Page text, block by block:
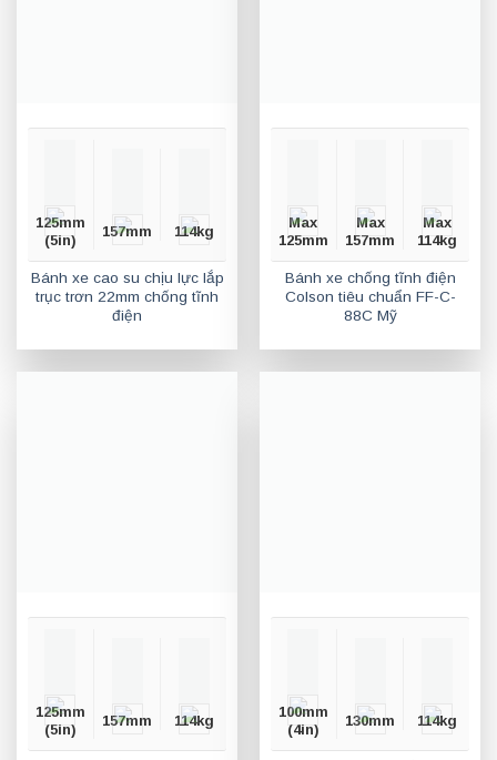
125mm
(5in)
157mm 114kg
Bánh xe cao su chịu lực lắp
trục trơn 22mm chống tĩnh
điện
Max
125mm
Max
157mm
Max
114kg
Bánh xe chống tĩnh điện
Colson tiêu chuẩn FF-C-
88C Mỹ
125mm
(5in)
157mm 114kg
100mm
(4in)
130mm 114kg